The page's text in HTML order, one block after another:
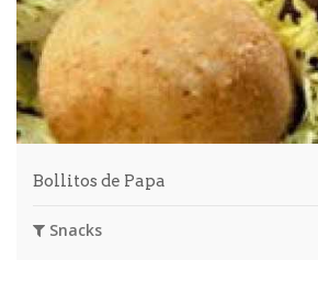
Bollitos de Papa
Snacks